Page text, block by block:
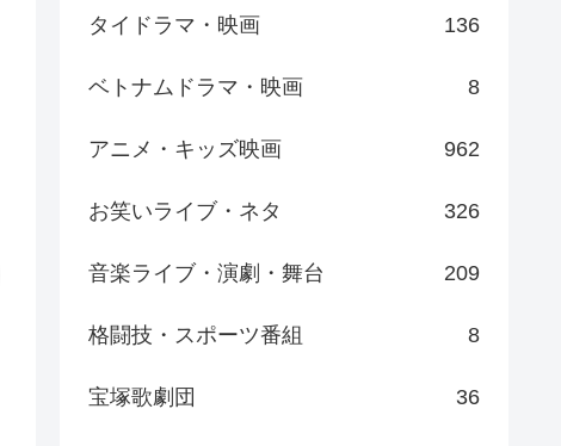
タイドラマ・映画 136
ベトナムドラマ・映画 8
アニメ・キッズ映画 962
お笑いライブ・ネタ 326
音楽ライブ・演劇・舞台 209
格闘技・スポーツ番組 8
宝塚歌劇団 36